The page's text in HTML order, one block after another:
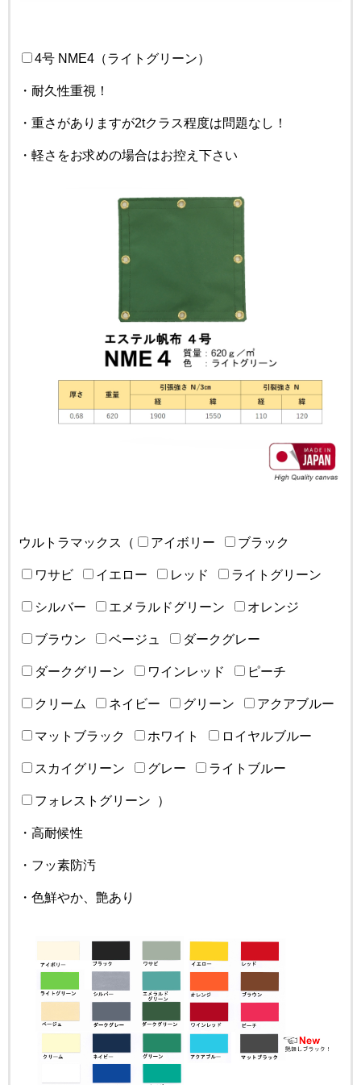
4号 NME4（ライトグリーン）
・耐久性重視！
・重さがありますが2tクラス程度は問題なし！
・軽さをお求めの場合はお控え下さい
ウルトラマックス（ アイボリー ブラック
ワサビ イエロー レッド ライトグリーン
シルバー エメラルドグリーン オレンジ
ブラウン ベージュ ダークグレー
ダークグリーン ワインレッド ピーチ
クリーム ネイビー グリーン アクアブルー
マットブラック ホワイト ロイヤルブルー
スカイグリーン グレー ライトブルー
フォレストグリーン ）
・高耐候性
・フッ素防汚
・色鮮やか、艶あり